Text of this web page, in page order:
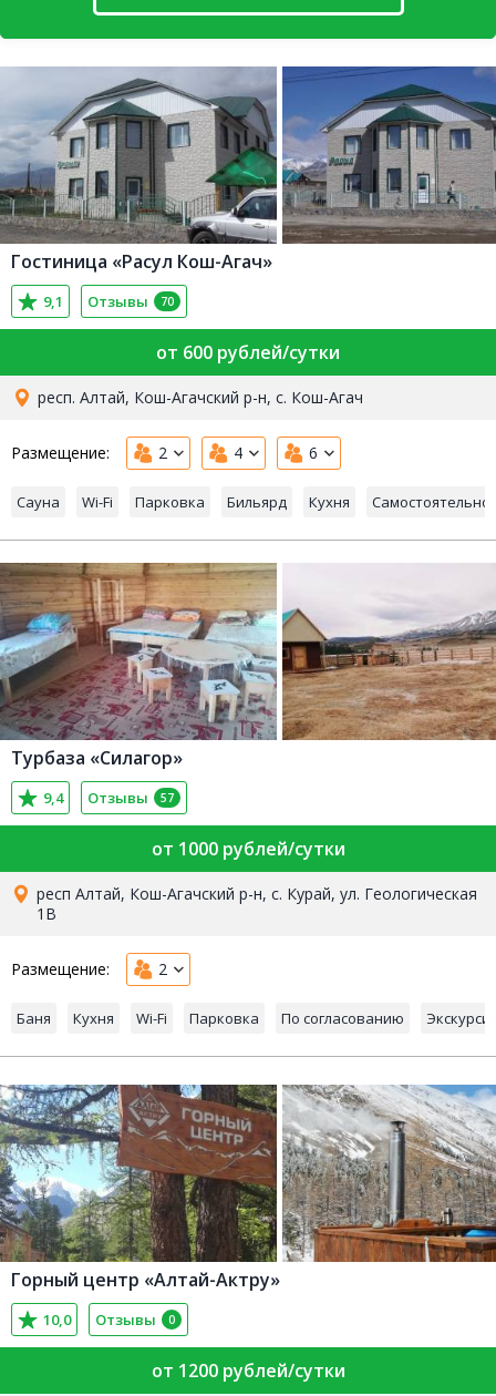
Гостиница «Расул Кош-Агач»
9,1 Отзывы 70
от 600 рублей/сутки
респ. Алтай, Кош-Агачский р-н, с. Кош-Агач
Размещение: 2 4 6
Сауна Wi-Fi Парковка Бильярд Кухня Самостоятельно
Турбаза «Силагор»
9,4 Отзывы 57
от 1000 рублей/сутки
респ Алтай, Кош-Агачский р-н, с. Курай, ул. Геологическая
1В
Размещение: 2
Баня Кухня Wi-Fi Парковка По согласованию
Горный центр «Алтай-Актру»
10,0 Отзывы 0
от 1200 рублей/сутки